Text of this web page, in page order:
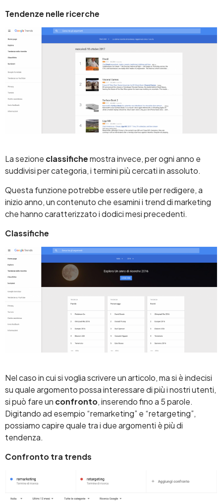
Tendenze nelle ricerche
La sezione classifichemostra invece, per ogni anno e
suddivisi per categoria, i termini più cercati in assoluto.
Questa funzione potrebbe essere utile per redigere, a
inizio anno, un contenuto che esamini i trend di marketing
che hanno caratterizzato i dodici mesi precedenti.
Classifiche
Nel caso in cui si voglia scrivere un articolo, ma si è indecisi
su quale argomento possa interessare di più i nostri utenti,
si può fare un confronto, inserendo fino a 5 parole.
Digitando ad esempio “remarketing” e “retargeting”,
possiamo capire quale tra i due argomenti è più di
tendenza.
Confronto tra trends